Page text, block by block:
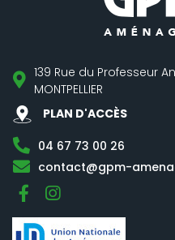
139 Rue du Professeur
MONTPELLIER
PLAN D'ACCÈS
04 67 73 00 26
contact@gpm-
FacebookInstagram